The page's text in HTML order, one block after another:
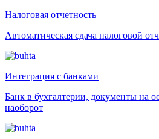
Налоговая отчетность
Автоматическая сдача налоговой
Интеграция с банками
Банк в бухгалтерии, документы на
наоборот